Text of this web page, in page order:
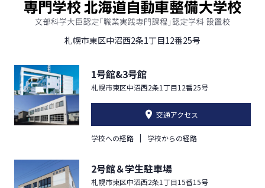
札幌市東区中沼西2条1丁目12番25号
1号館&3号館
札幌市東区中沼西2条1丁目12番25号
交通アクセス
学校への経路 学校からの経路
2号館＆学生駐車場
札幌市東区中沼西2条1丁目15番15号